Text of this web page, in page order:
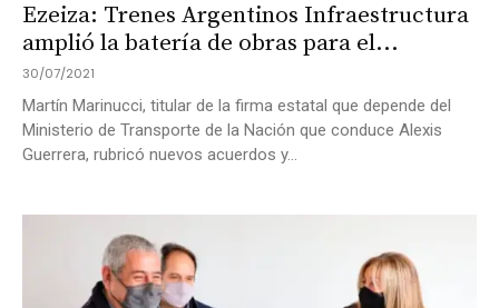
Ezeiza: Trenes Argentinos Infraestructura
amplió la batería de obras para el...
30/07/2021
Martín Marinucci, titular de la firma estatal que depende del
Ministerio de Transporte de la Nación que conduce Alexis
Guerrera, rubricó nuevos acuerdos y...